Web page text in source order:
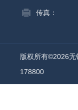
传真：
版权所有©2026
178800